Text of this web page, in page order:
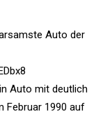
Auto der
Auto mit deutlich
Februar 1990 auf